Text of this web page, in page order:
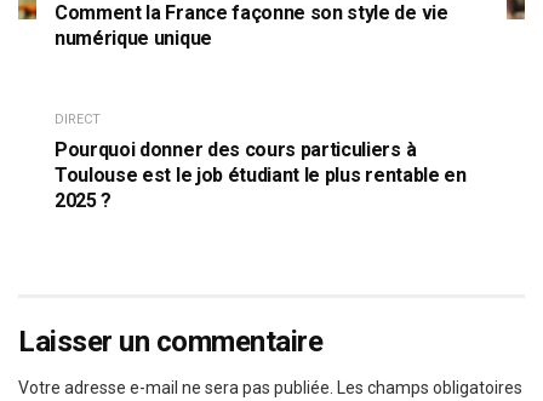
Comment la France façonne son style de vie
numérique unique
DIRECT
Pourquoi donner des cours particuliers à
Toulouse est le job étudiant le plus rentable en
2025 ?
Laisser un commentaire
Votre adresse e-mail ne sera pas publiée. Les champs obligatoires